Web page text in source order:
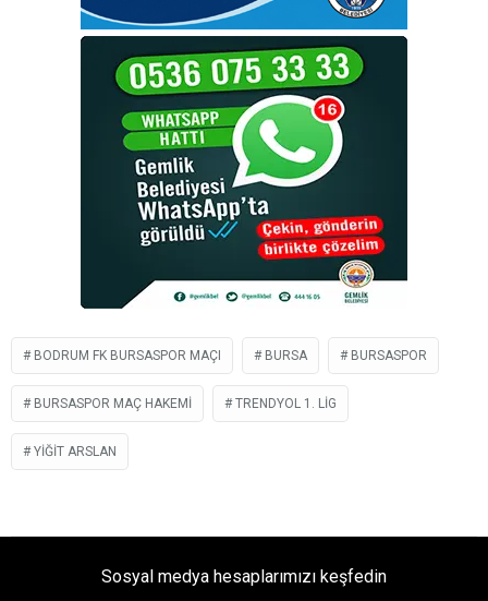
BODRUM FK BURSASPOR MAÇI BURSA BURSASPOR
BURSASPOR MAÇ HAKEMI TRENDYOL 1. LIG
YIĞIT ARSLAN
Sosyal medya hesaplarımızı keşfedin